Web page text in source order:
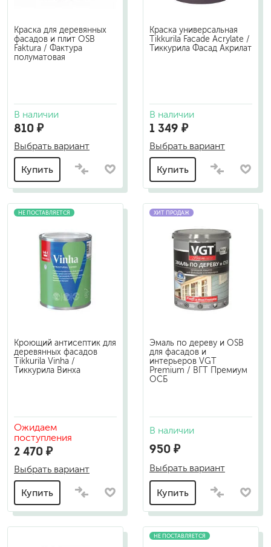
Краска для деревянных
фасадов и плит OSB
Faktura / Фактура
полуматовая
В наличии
810 ₽
Выбрать вариант
Купить
Краска универсальная
Tikkurila Facade Acrylate /
Тиккурила Фасад Акрилат
В наличии
1 349 ₽
Выбрать вариант
Купить
НЕ ПОСТАВЛЯЕТСЯ
Кроющий антисептик для
деревянных фасадов
Tikkurila Vinha /
Тиккурила Винха
Ожидаем
поступления
2 470 ₽
Выбрать вариант
Купить
ХИТ ПРОДАЖ
Эмаль по дереву и OSB
для фасадов и
интерьеров VGT
Premium / ВГТ Премиум
ОСБ
В наличии
950 ₽
Выбрать вариант
Купить
НЕ ПОСТАВЛЯЕТСЯ